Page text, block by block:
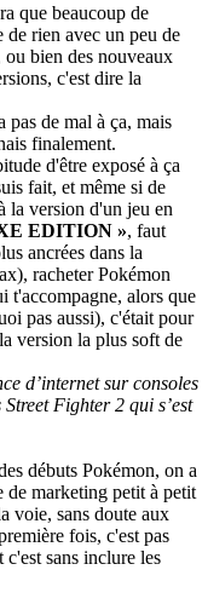
que beaucoup de
de rien avec un peu de
bien des nouveaux
c'est dire la
pas de mal à ça, mais
finalement.
d'être exposé à ça
fait, et même si de
la version d'un jeu en
EDITION », faut
ancrées dans la
racheter Pokémon
t'accompagne, alors que
pas aussi), c'était pour
version la plus soft de
d’internet sur consoles
Fighter 2 qui s’est
débuts Pokémon, on a
de marketing petit à petit
voie, sans doute aux
fois, c'est pas
sans inclure les